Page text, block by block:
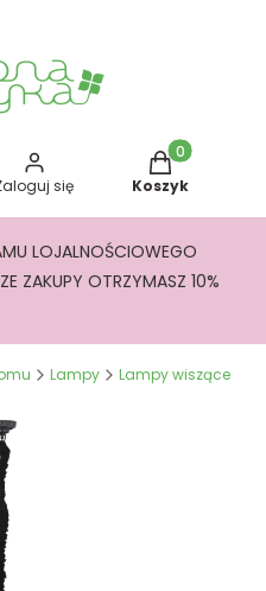
się
Produkty w
Koszyk
LOJALNOŚCIOWEGO
ZAKUPY OTRZYMASZ 10%
Lampy Lampy wiszące